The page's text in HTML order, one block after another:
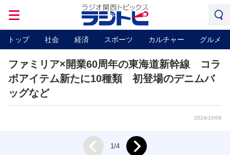
トップ 社会 経済 スポーツ カルチャー グルメ
ファミリア×開業60周年の東海道新幹線 コラ
ボアイテム新たに10種類 初登場のデニムバ
ッグなど
2024/10/06
Prev 1/4 Next